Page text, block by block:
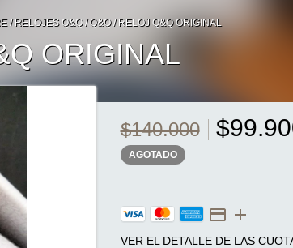
/ RELOJES Q&Q / Q&Q / RELOJ Q&Q ORIGINAL
ORIGINAL
$140.000
AGOTADO
VER EL DETALLE DE LAS